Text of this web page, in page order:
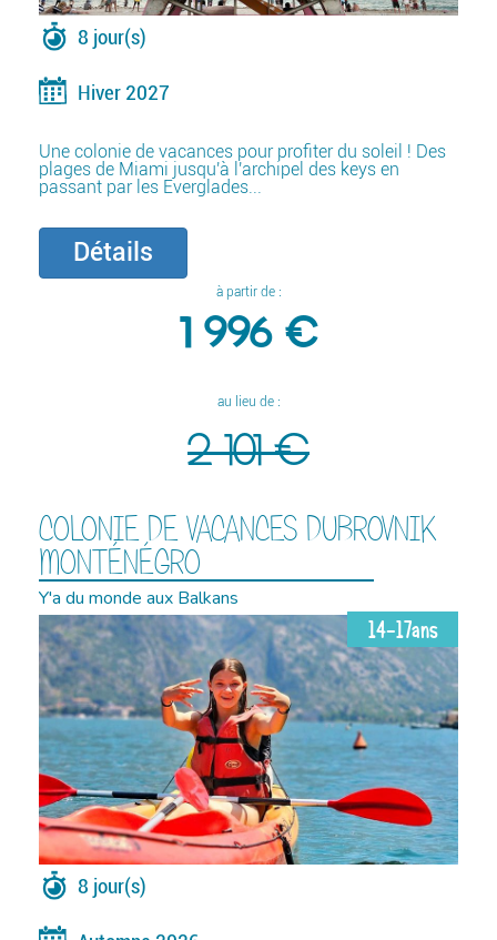
8 jour(s)
Hiver 2027
Une colonie de vacances pour profiter du soleil ! Des
plages de Miami jusqu'à l'archipel des keys en
passant par les Everglades...
Détails
à partir de :
1 996 €
au lieu de :
2 101 €
COLONIE DE VACANCES DUBROVNIK
MONTÉNÉGRO
Y'a du monde aux Balkans
14-17ans
8 jour(s)